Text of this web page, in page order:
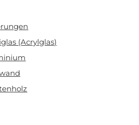
(Acrylglas)
anfordern!
ich will keinen Rabatt!
Sie sich damit einverstanden, E-Mail-Marketing zu